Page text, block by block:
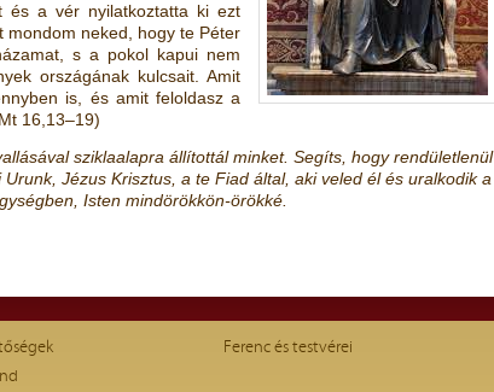
és a vér nyilatkoztatta ki ezt
mondom neked, hogy te Péter
s a pokol kapui nem
országának kulcsait. Amit
is, és amit feloldasz a
16,13–19)
sziklaalapra állítottál minket. Segíts, hogy rendületlenül
Jézus Krisztus, a te Fiad által, aki veled él és uralkodik a
Isten mindörökkön-örökké.
Ferenc és testvérei